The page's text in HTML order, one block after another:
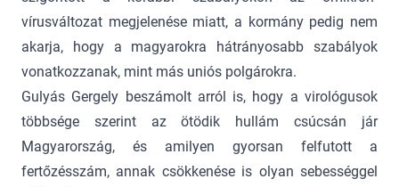
vírusváltozat megjelenése miatt, a kormány pedig nem
akarja, hogy a magyarokra hátrányosabb szabályok
vonatkozzanak, mint más uniós polgárokra.
Gulyás Gergely beszámolt arról is, hogy a virológusok
többsége szerint az ötödik hullám csúcsán jár
Magyarország, és amilyen gyorsan felfutott a
fertőzésszám, annak csökkenése is olyan sebességgel